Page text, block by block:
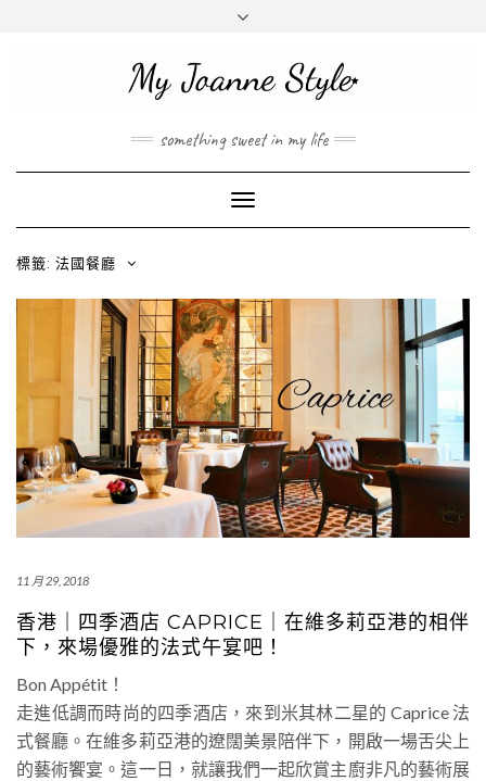
JOANNE
something sweet in my life
Toggle
Navigation
標籤: 法國餐廳
11 月 29, 2018
香港｜四季酒店 CAPRICE｜在維多莉亞港的相伴
下，來場優雅的法式午宴吧！
Bon Appétit！
走進低調而時尚的四季酒店，來到米其林二星的 Caprice 法
式餐廳。在維多莉亞港的遼闊美景陪伴下，開啟一場舌尖上
的藝術饗宴。這一日，就讓我們一起欣賞主廚非凡的藝術展